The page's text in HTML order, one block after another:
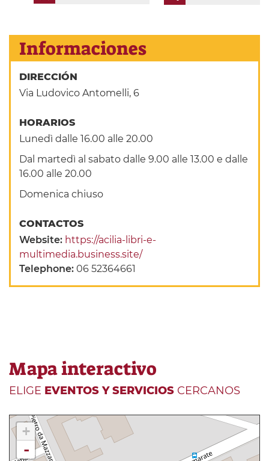
Informaciones
DIRECCIÓN
Via Ludovico Antomelli, 6
HORARIOS
Lunedì dalle 16.00 alle 20.00
Dal martedì al sabato dalle 9.00 alle 13.00 e dalle
16.00 alle 20.00
Domenica chiuso
CONTACTOS
Website: https://acilia-libri-e-
multimedia.business.site/
Telephone:06 52364661
Mapa interactivo
ELIGE EVENTOS Y SERVICIOS CERCANOS
+
-